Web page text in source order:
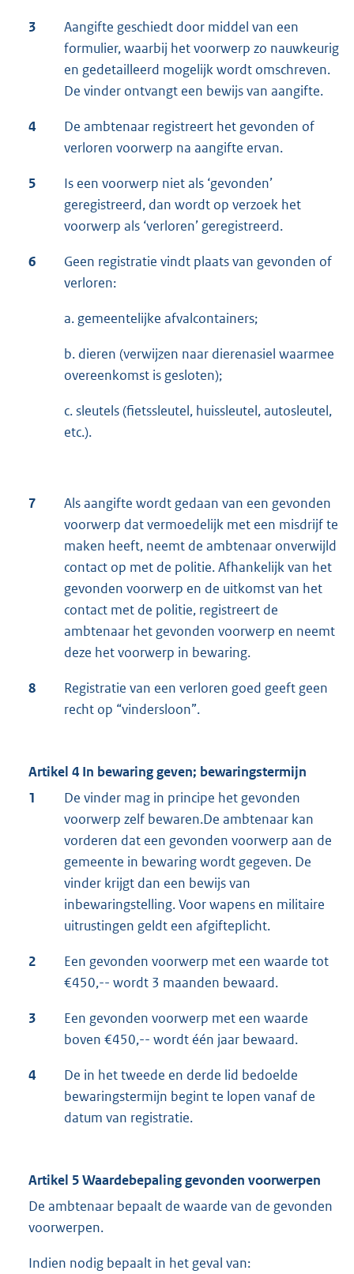
3
Aangifte geschiedt door middel van een
formulier, waarbij het voorwerp zo nauwkeurig
en gedetailleerd mogelijk wordt omschreven.
De vinder ontvangt een bewijs van aangifte.
4
De ambtenaar registreert het gevonden of
verloren voorwerp na aangifte ervan.
5
Is een voorwerp niet als ‘gevonden’
geregistreerd, dan wordt op verzoek het
voorwerp als ‘verloren’ geregistreerd.
6
Geen registratie vindt plaats van gevonden of
verloren:
a. gemeentelijke afvalcontainers;
b. dieren (verwijzen naar dierenasiel waarmee
overeenkomst is gesloten);
c. sleutels (fietssleutel, huissleutel, autosleutel,
etc.).
7
Als aangifte wordt gedaan van een gevonden
voorwerp dat vermoedelijk met een misdrijf te
maken heeft, neemt de ambtenaar onverwijld
contact op met de politie. Afhankelijk van het
gevonden voorwerp en de uitkomst van het
contact met de politie, registreert de
ambtenaar het gevonden voorwerp en neemt
deze het voorwerp in bewaring.
8
Registratie van een verloren goed geeft geen
recht op “vindersloon”.
Artikel 4 In bewaring geven; bewaringstermijn
1
De vinder mag in principe het gevonden
voorwerp zelf bewaren.De ambtenaar kan
vorderen dat een gevonden voorwerp aan de
gemeente in bewaring wordt gegeven. De
vinder krijgt dan een bewijs van
inbewaringstelling. Voor wapens en militaire
uitrustingen geldt een afgifteplicht.
2
Een gevonden voorwerp met een waarde tot
€450,-- wordt 3 maanden bewaard.
3
Een gevonden voorwerp met een waarde
boven €450,-- wordt één jaar bewaard.
4
De in het tweede en derde lid bedoelde
bewaringstermijn begint te lopen vanaf de
datum van registratie.
Artikel 5 Waardebepaling gevonden voorwerpen
De ambtenaar bepaalt de waarde van de gevonden
voorwerpen.
Indien nodig bepaalt in het geval van: